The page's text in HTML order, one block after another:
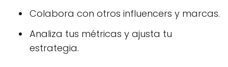
Colabora con otros influencers y marcas.
Analiza tus métricas y ajusta tu
estrategia.